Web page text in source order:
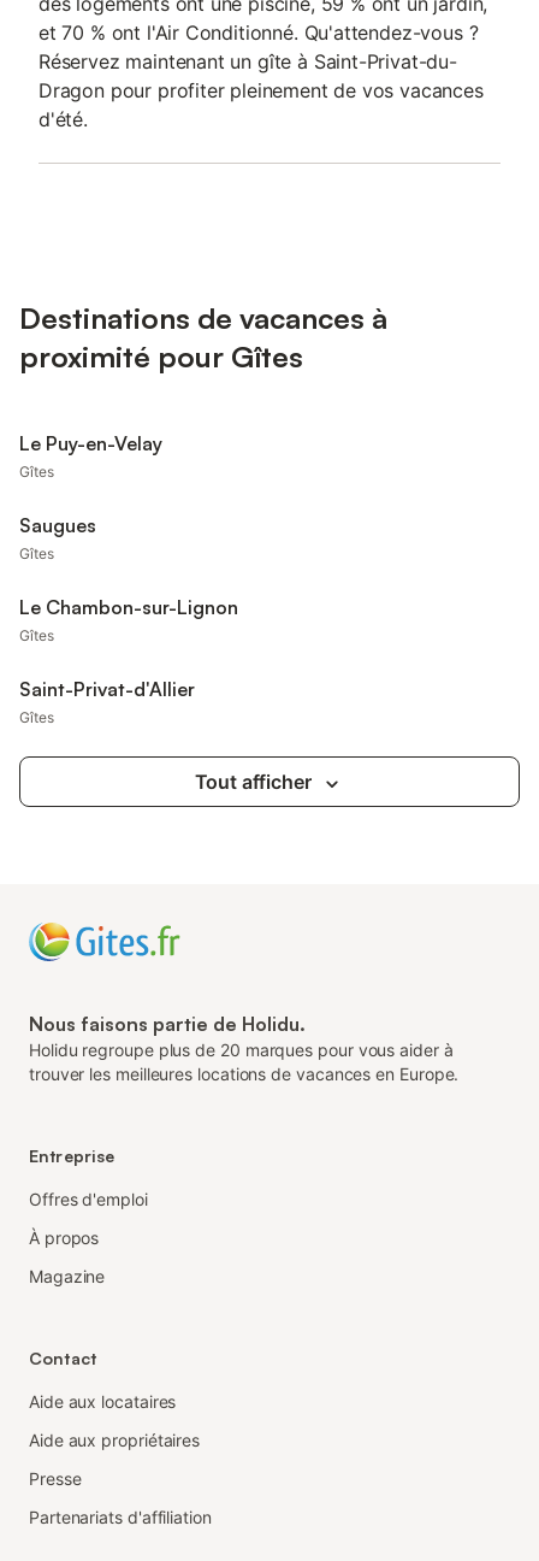
et 70 % ont l'Air Conditionné. Qu'attendez-vous ?
Réservez maintenant un gîte à Saint-Privat-du-
Dragon pour profiter pleinement de vos vacances
d'été.
Destinations de vacances à
proximité pour Gîtes
Le Puy-en-Velay
Gîtes
Saugues
Gîtes
Le Chambon-sur-Lignon
Gîtes
Saint-Privat-d'Allier
Gîtes
Tout afficher
Nous faisons partie de Holidu.
Holidu regroupe plus de 20 marques pour vous aider à
trouver les meilleures locations de vacances en Europe.
Entreprise
Offres d'emploi
À propos
Magazine
Contact
Aide aux locataires
Aide aux propriétaires
Presse
Partenariats d'affiliation